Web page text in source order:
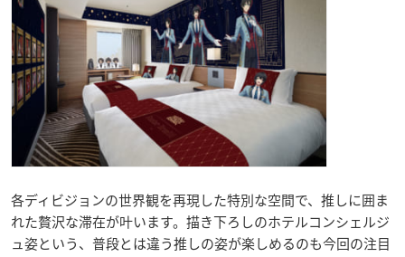
各ディビジョンの世界観を再現した特別な空間で、推しに囲ま
れた贅沢な滞在が叶います。描き下ろしのホテルコンシェルジ
ュ姿という、普段とは違う推しの姿が楽しめるのも今回の注目